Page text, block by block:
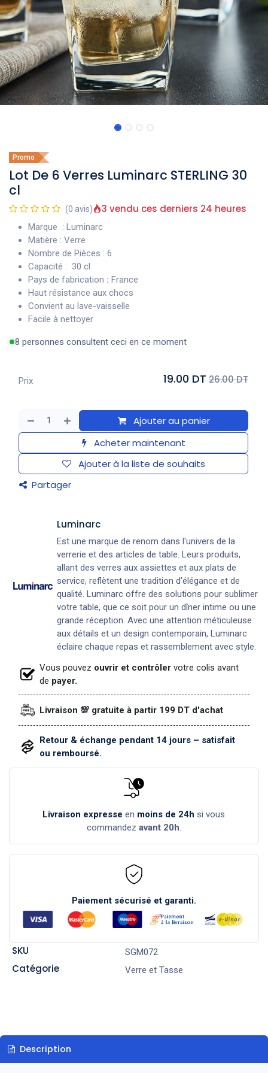
Promo
Lot De 6 Verres Luminarc STERLING 30
cl
(0 avis) 3 vendu ces derniers 24 heures
Marque : Luminarc
Matière : Verre
Nombre de Pièces : 6
Capacité : 30 cl
Pays de fabrication : France
Haut résistance aux chocs
Convient au lave-vaisselle
Facile à nettoyer
8 personnes consultent ceci en ce moment
Ajouter au panier
Acheter maintenant
Ajouter à la liste de souhaits
Partager
Prix 19.00 DT 26.00 DT
Luminarc
Est une marque de renom dans l'univers de la
verrerie et des articles de table. Leurs produits,
allant des verres aux assiettes et aux plats de
service, reflètent une tradition d'élégance et de
qualité. Luminarc offre des solutions pour sublimer
votre table, que ce soit pour un dîner intime ou une
grande réception. Avec une attention méticuleuse
aux détails et un design contemporain, Luminarc
éclaire chaque repas et rassemblement avec style.
Vous pouvez ouvrir et contrôler votre colis avant
de payer.
Livraison 💯 gratuite à partir 199 DT d'achat
Retour & échange pendant 14 jours – satisfait
ou remboursé.
Livraison expresse en moins de 24h si vous
commandez avant 20h
Paiement sécurisé et garanti.
SKU SGM072
Catégorie Verre et Tasse
Description